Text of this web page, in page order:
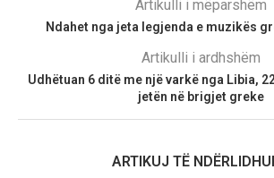
Artikulli i mëparshëm
Ndahet nga jeta legjenda e muzikës
Artikulli i ardhshëm
Udhëtuan 6 ditë me një varkë nga Libia,
jetën në brigjet greke
ARTIKUJ TË